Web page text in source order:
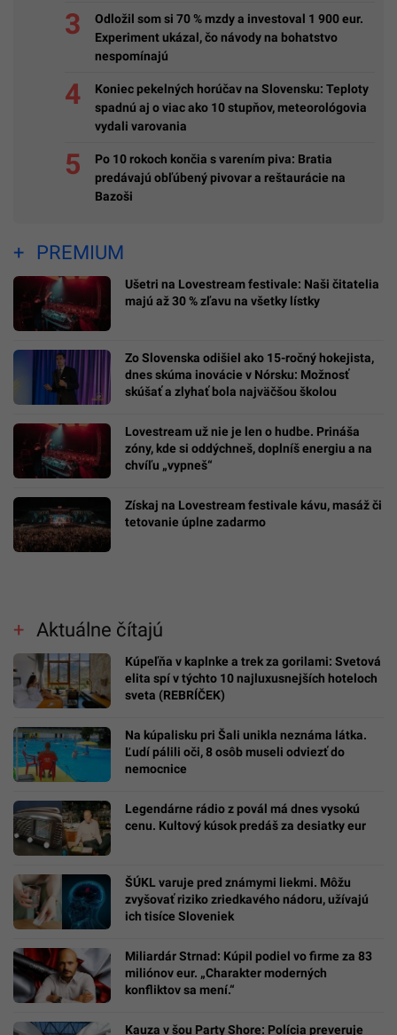
Odložil som si 70 % mzdy a investoval 1 900 eur.
Experiment ukázal, čo návody na bohatstvo
nespomínajú
Koniec pekelných horúčav na Slovensku: Teploty
spadnú aj o viac ako 10 stupňov, meteorológovia
vydali varovania
Po 10 rokoch končia s varením piva: Bratia
predávajú obľúbený pivovar a reštaurácie na
Bazoši
PREMIUM
Ušetri na Lovestream festivale: Naši čitatelia
majú až 30 % zľavu na všetky lístky
Zo Slovenska odišiel ako 15-ročný hokejista,
dnes skúma inovácie v Nórsku: Možnosť
skúšať a zlyhať bola najväčšou školou
Lovestream už nie je len o hudbe. Prináša
zóny, kde si oddýchneš, doplníš energiu a na
chvíľu „vypneš“
Získaj na Lovestream festivale kávu, masáž či
tetovanie úplne zadarmo
Aktuálne čítajú
Kúpeľňa v kaplnke a trek za gorilami: Svetová
elita spí v týchto 10 najluxusnejších hoteloch
sveta (REBRÍČEK)
Na kúpalisku pri Šali unikla neznáma látka.
Ľudí pálili oči, 8 osôb museli odviezť do
nemocnice
Legendárne rádio z povál má dnes vysokú
cenu. Kultový kúsok predáš za desiatky eur
ŠÚKL varuje pred známymi liekmi. Môžu
zvyšovať riziko zriedkavého nádoru, užívajú
ich tisíce Sloveniek
Miliardár Strnad: Kúpil podiel vo firme za 83
miliónov eur. „Charakter moderných
konfliktov sa mení.“
Kauza v šou Party Shore: Polícia preveruje